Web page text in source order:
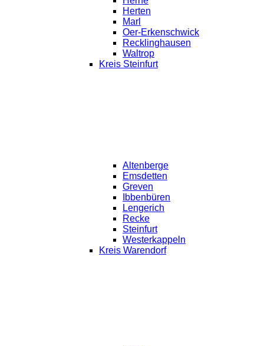
Herten
Marl
Oer-Erkenschwick
Recklinghausen
Waltrop
Kreis Steinfurt
Altenberge
Emsdetten
Greven
Ibbenbüren
Lengerich
Recke
Steinfurt
Westerkappeln
Kreis Warendorf